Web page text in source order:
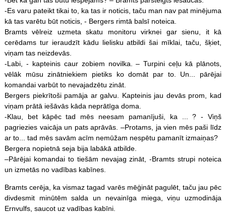
-Es varu pateikt tikai to, ka tas ir noticis, taču man nav pat minējuma
kā tas varētu būt noticis, - Bergers rimtā balsī noteica.
Bramts vēlreiz uzmeta skatu monitoru virknei gar sienu, it kā
cerēdams tur ieraudzīt kādu lielisku atbildi šai mīklai, taču, šķiet,
viņam tas neizdevās.
-Labi, - kapteinis caur zobiem novilka. – Turpini ceļu kā plānots,
vēlāk mūsu zinātniekiem pietiks ko domāt par to. Un... pārējai
komandai varbūt to nevajadzētu zināt.
Bergers piekrītoši pamāja ar galvu. Kapteinis jau devās prom, kad
viņam prātā iešāvās kāda neprātīga doma.
-Klau, bet kāpēc tad mēs neesam pamanījuši, ka ... ? - Viņš
pagriezies vaicāja un pats aprāvās. –Protams, ja vien mēs paši līdz
ar to... tad mēs savām acīm nemūžam nespētu pamanīt izmaiņas?
Bergera nopietnā seja bija labākā atbilde.
–Pārējai komandai to tiešām nevajag zināt, -Bramts strupi noteica
un izmetās no vadības kabīnes.
Bramts cerēja, ka vismaz tagad varēs mēģināt pagulēt, taču jau pēc
divdesmit minūtēm salda un nevainīga miega, viņu uzmodināja
Ernvulfs, saucot uz vadības kabīni.